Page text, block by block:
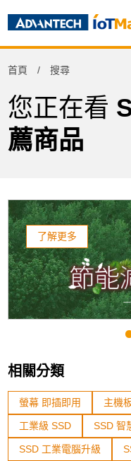
首頁 搜尋
您正在看
薦商品
了解更多
Product Tag
相關分類
螢幕 即插即用 主機
工業級 SSD SSD 智
SSD 工業電腦升級